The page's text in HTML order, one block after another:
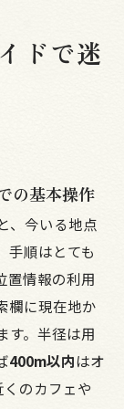
ドで迷
の基本操作
、今いる地点
手順はとても
置情報の利用
欄に現在地か
す。半径は用
400m以内はオ
くのカフェや